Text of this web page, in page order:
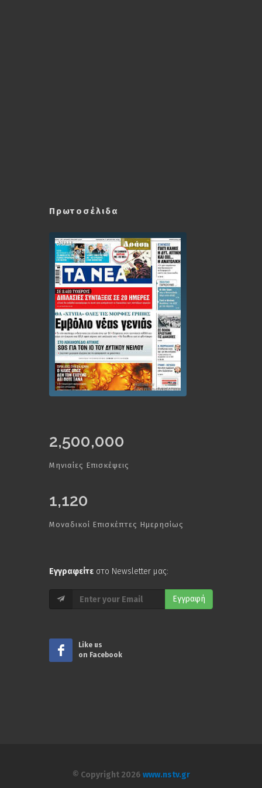
Πρωτοσέλιδα
2,500,000
Μηνιαίες Επισκέψεις
1,120
Μοναδικοί Επισκέπτες Ημερησίως
Εγγραφείτε στο Newsletter μας:
Εγγραφή
Like us
on Facebook
© Copyright 2026 www.nstv.gr